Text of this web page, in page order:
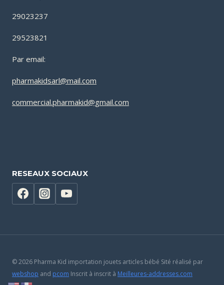
29023237
29523821
Par email:
pharmakidsarl@mail.com
commercial.pharmakid@gmail.com
RESEAUX SOCIAUX
© 2026 Pharma Kid importation jouets articles bébé Sité réalisé par
webshop and pcom Inscrit à inscrit à Meilleures-addresses.com